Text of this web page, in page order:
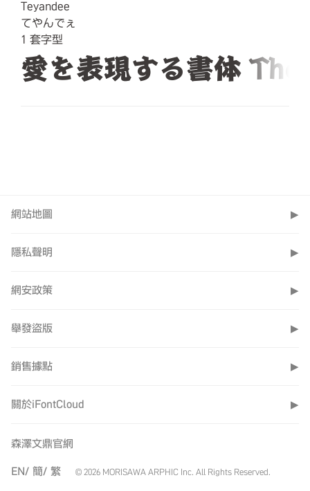
Teyandee
てやんでぇ
1 套字型
愛を表現する書体
網站地圖 ▶
隱私聲明 ▶
網安政策 ▶
舉發盜版 ▶
銷售據點 ▶
關於iFontCloud ▶
森澤文鼎官網
EN/ 簡/ 繁 © 2026 MORISAWA ARPHIC Inc. All Rights Reserved.